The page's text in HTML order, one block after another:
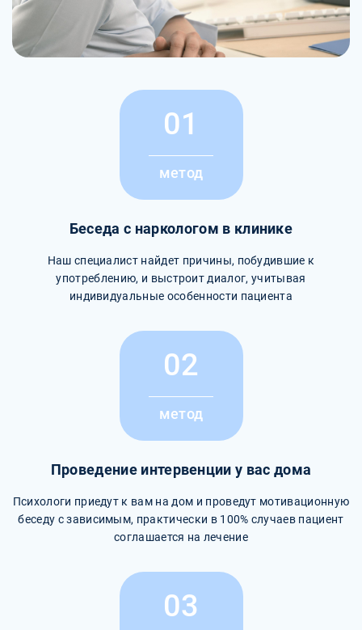
01
метод
Беседа с наркологом в клинике
Наш специалист найдет причины, побудившие к
употреблению, и выстроит диалог, учитывая
индивидуальные особенности пациента
02
метод
Проведение интервенции у вас дома
Психологи приедут к вам на дом и проведут мотивационную
беседу с зависимым, практически в 100% случаев пациент
соглашается на лечение
03